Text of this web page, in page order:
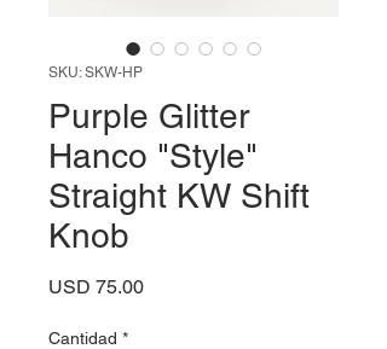
SKU: SKW-HP
Purple Glitter
Hanco "Style"
Straight KW Shift
Knob
USD 75.00Precio
Cantidad *